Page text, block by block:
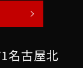
名古屋北